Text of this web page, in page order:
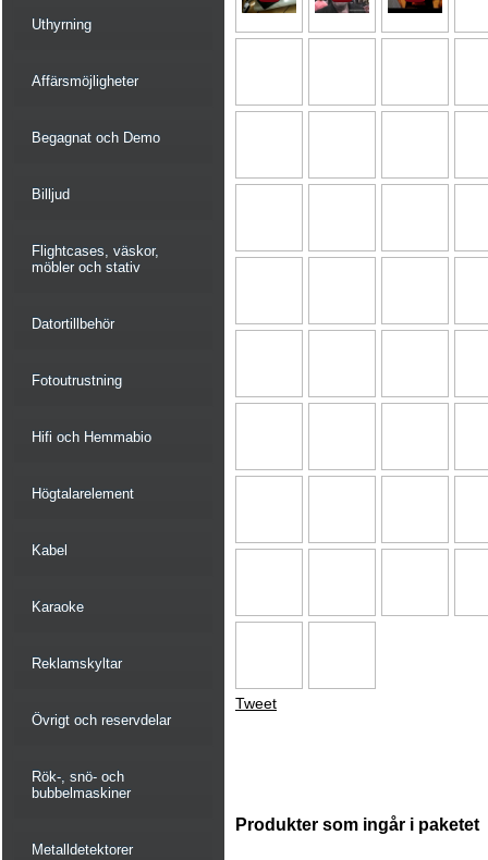
Uthyrning
Affärsmöjligheter
Begagnat och Demo
Billjud
Flightcases, väskor,
möbler och stativ
Datortillbehör
Fotoutrustning
Hifi och Hemmabio
Högtalarelement
Kabel
Karaoke
Reklamskyltar
Övrigt och reservdelar
Rök-, snö- och
bubbelmaskiner
Metalldetektorer
Tweet
Produkter som ingår i paketet